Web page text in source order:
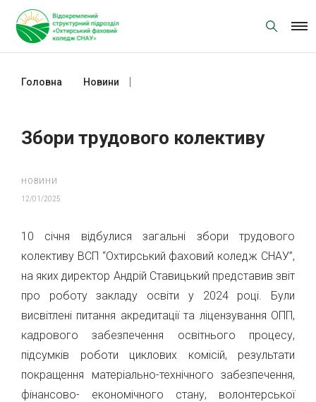
content
Головна Новини
Збори трудового колективу
НОВИНИ
12/01/2025
10 січня відбулися загальні збори трудового
колективу ВСП “Охтирський фаховий коледж СНАУ”,
на яких директор Андрій Ставицький представив звіт
про роботу закладу освіти у 2024 році. Були
висвітлені питання акредитації та ліцензування ОПП,
кадрового забезпечення освітнього процесу,
підсумків роботи циклових комісій, результати
покращення матеріально-технічного забезпечення,
фінансово- економічного стану, волонтерської